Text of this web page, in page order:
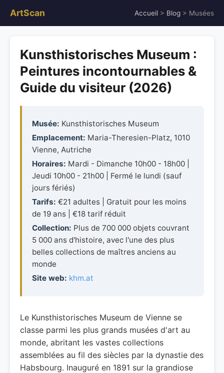
ArtScan Accueil > Blog > Musées
Kunsthistorisches Museum :
Peintures incontournables &
Guide du visiteur (2026)
Musée: Kunsthistorisches Museum
Emplacement: Maria-Theresien-Platz, 1010
Vienne, Autriche
Horaires: Mardi - Dimanche 10h00 - 18h00 |
Jeudi 10h00 - 21h00 | Fermé le lundi (sauf
jours fériés)
Tarifs: €21 adultes | Gratuit pour les moins
de 19 ans | €18 tarif réduit
Collection: Plus de 700 000 objets couvrant
5 000 ans d'histoire, avec l'une des plus
belles collections de maîtres anciens au
monde
Site web: khm.at
Le Kunsthistorisches Museum de Vienne se
classe parmi les plus grands musées d'art au
monde, abritant les vastes collections
assemblées au fil des siècles par la dynastie des
Habsbourg. Inauguré en 1891 sur la grandiose